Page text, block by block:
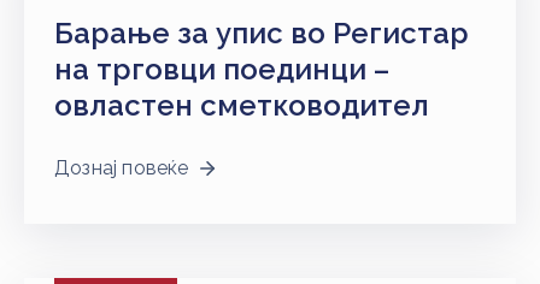
Барање за упис во Регистар
на трговци поединци –
овластен сметководител
Дознај повеќе